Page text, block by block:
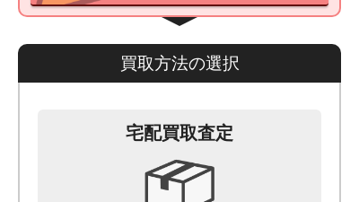
買取方法の選択
宅配買取査定